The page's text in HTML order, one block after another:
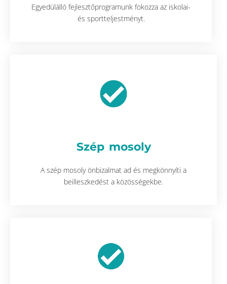
Egyedülálló fejlesztőprogramunk fokozza az iskolai-
és sportteljestményt.
Szép mosoly
A szép mosoly önbizalmat ad és megkönnyíti a
beilleszkedést a közösségekbe.